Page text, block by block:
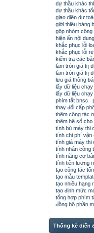
dự thầu khác
dự thầu khác
giao diện dự
giới thiệu bảng
gộp nhóm công
hiện ẩn nội
khắc phục lỗi
khắc phục lỗi
kiểm tra các
làm tròn giá trị
làm tròn giá trị
lưu giá thông
lấy dữ liệu
lấy dữ liệu
phím tắt bnsc
thay đổi cấp
thêm công tác
thêm hệ số
tính bù máy thi
tính chi phí vận
tính giá máy thi
tính nhân công
tính năng cơ
tính tiền lương
tạo công tác
tạo mẫu
tạo nhiều hạng
tạo định mức
tổng hợp phím
đồng bộ phần
Thống kê diễn